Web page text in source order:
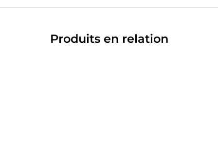
Produits en relation